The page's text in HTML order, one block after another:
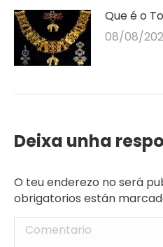
Que é o
08/08/
Deixa unha
O teu enderezo no será
obrigatorios están
Comentario